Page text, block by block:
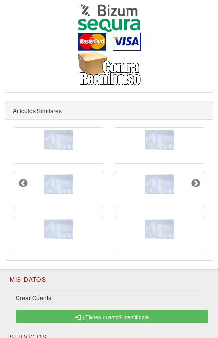
Artículos Similares
MIS DATOS
Crear Cuenta
¿Tienes cuenta? Identificate